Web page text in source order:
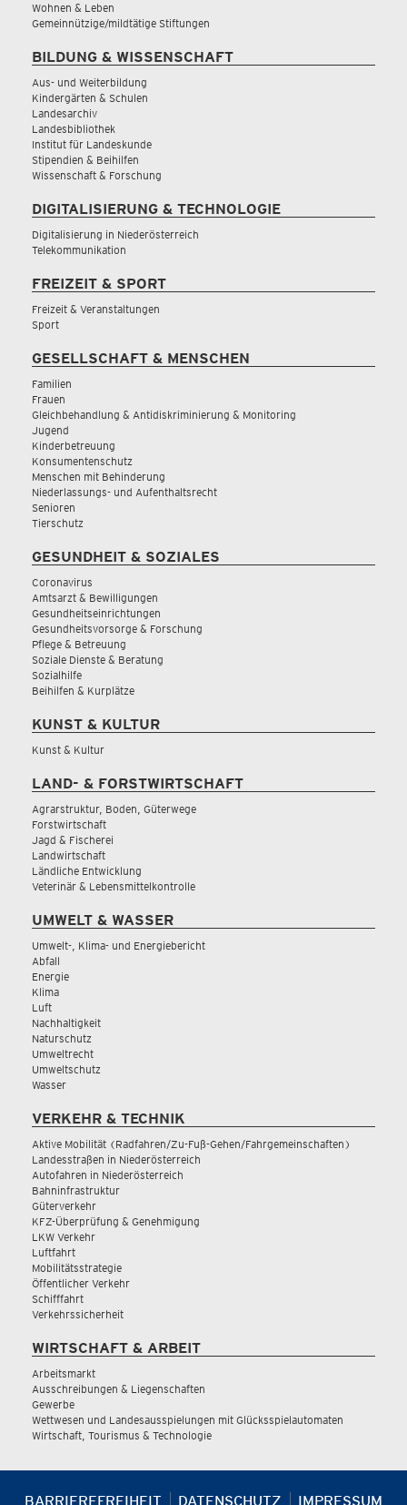
Wohnen & Leben
Gemeinnützige/mildtätige Stiftungen
BILDUNG & WISSENSCHAFT
Aus- und Weiterbildung
Kindergärten & Schulen
Landesarchiv
Landesbibliothek
Institut für Landeskunde
Stipendien & Beihilfen
Wissenschaft & Forschung
DIGITALISIERUNG & TECHNOLOGIE
Digitalisierung in Niederösterreich
Telekommunikation
FREIZEIT & SPORT
Freizeit & Veranstaltungen
Sport
GESELLSCHAFT & MENSCHEN
Familien
Frauen
Gleichbehandlung & Antidiskriminierung & Monitoring
Jugend
Kinderbetreuung
Konsumentenschutz
Menschen mit Behinderung
Niederlassungs- und Aufenthaltsrecht
Senioren
Tierschutz
GESUNDHEIT & SOZIALES
Coronavirus
Amtsarzt & Bewilligungen
Gesundheitseinrichtungen
Gesundheitsvorsorge & Forschung
Pflege & Betreuung
Soziale Dienste & Beratung
Sozialhilfe
Beihilfen & Kurplätze
KUNST & KULTUR
Kunst & Kultur
LAND- & FORSTWIRTSCHAFT
Agrarstruktur, Boden, Güterwege
Forstwirtschaft
Jagd & Fischerei
Landwirtschaft
Ländliche Entwicklung
Veterinär & Lebensmittelkontrolle
UMWELT & WASSER
Umwelt-, Klima- und Energiebericht
Abfall
Energie
Klima
Luft
Nachhaltigkeit
Naturschutz
Umweltrecht
Umweltschutz
Wasser
VERKEHR & TECHNIK
Aktive Mobilität (Radfahren/Zu-Fuß-Gehen/Fahrgemeinschaften)
Landesstraßen in Niederösterreich
Autofahren in Niederösterreich
Bahninfrastruktur
Güterverkehr
KFZ-Überprüfung & Genehmigung
LKW Verkehr
Luftfahrt
Mobilitätsstrategie
Öffentlicher Verkehr
Schifffahrt
Verkehrssicherheit
WIRTSCHAFT & ARBEIT
Arbeitsmarkt
Ausschreibungen & Liegenschaften
Gewerbe
Wettwesen und Landesausspielungen mit Glücksspielautomaten
Wirtschaft, Tourismus & Technologie
BARRIEREFREIHEIT DATENSCHUTZ IMPRESSUM